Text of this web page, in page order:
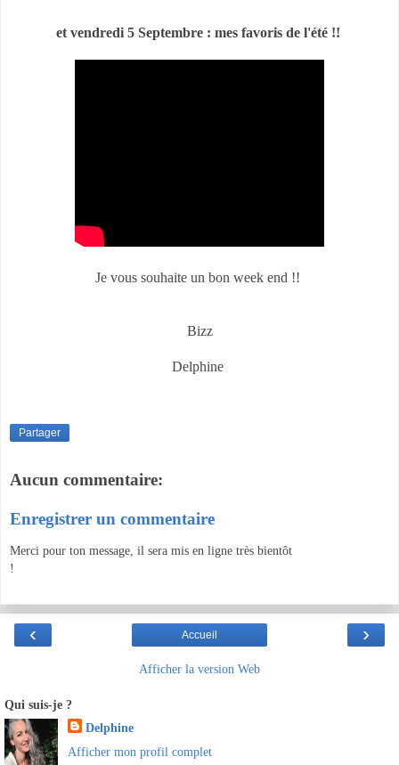
et vendredi 5 Septembre : mes favoris de l'été !!
Je vous souhaite un bon week end !!
Bizz
Delphine
Partager
Aucun commentaire:
Enregistrer un commentaire
Merci pour ton message, il sera mis en ligne très bientôt
!
‹ ›
Accueil
Afficher la version Web
Qui suis-je ?
Delphine
Afficher mon profil complet